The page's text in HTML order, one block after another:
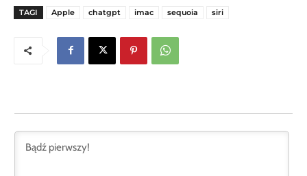
TAGI Apple chatgpt imac sequoia siri